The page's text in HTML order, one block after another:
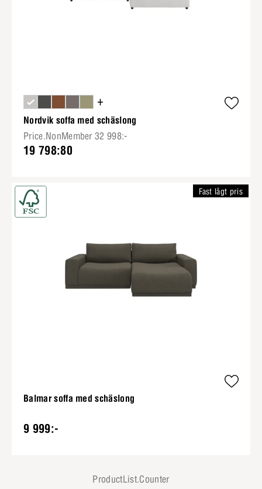
+
Nordvik soffa med schäslong
Price.NonMember 32 998:-
19 798:80
Balmar soffa med schäslong
9 999:-
Fast lågt pris
ProductList.Counter